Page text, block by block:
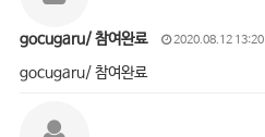
gocugaru/ 참여완료 2020.08.12 13:20
gocugaru/ 참여완료